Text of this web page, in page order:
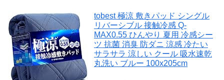
tobest 極涼 敷きパッド シングル
リバーシブル 接触冷感 Q-
MAX0.55 ひんやり 夏用 冷感シー
ツ 抗菌 消臭 防ダニ 涼感 冷たい
サラサラ 涼しい クール 吸水速乾
丸洗い ブルー 100x205cm